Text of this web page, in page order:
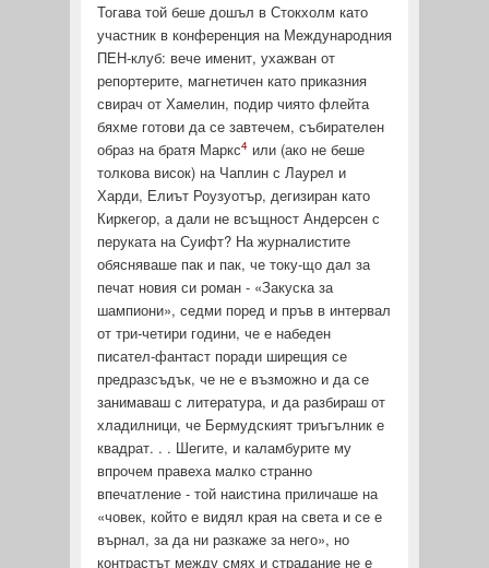
Тогава той беше дошъл в Стокхолм като
участник в конфе­ренция на Международния
ПЕН-клуб: вече именит, ухажван от
репортерите, магнетичен като приказния
свирач от Хамелин, подир чиято флейта
бяхме готови да се завтечем, събира­телен
образ на братя Маркс4или (ако не беше
толкова висок) на Чаплин с Лаурел и
Харди, Елиът Роузуотър, дегизиран като
Киркегор, а дали не всъщност Андерсен с
перуката на Суифт? На журналистите
обясняваше пак и пак, че току-що дал за
печат новия си роман - «Закуска за
шампиони», сед­ми поред и пръв в интервал
от три-четири години, че е набеден
писател-фантаст поради ширещия се
предразсъдък, че не е възможно и да се
занимаваш с литература, и да разбираш от
хладилници, че Бермудският триъгълник е
квадрат. . . Шегите, и каламбурите му
впрочем правеха малко странно
впечатление - той наистина приличаше на
«човек, който е видял края на света и се е
върнал, за да ни разкаже за него», но
контрастът между смях и страдание не е